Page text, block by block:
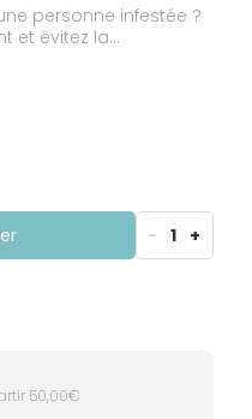
personne infestée ?
et évitez la
à ce que
se transmettent pas
de tête à tête. Ils
heures sur des
ainsi une
personnels, linge de
de véritables
il est essentiel de
afin de stopper
efficacement toute la
- 1 +
50,00€